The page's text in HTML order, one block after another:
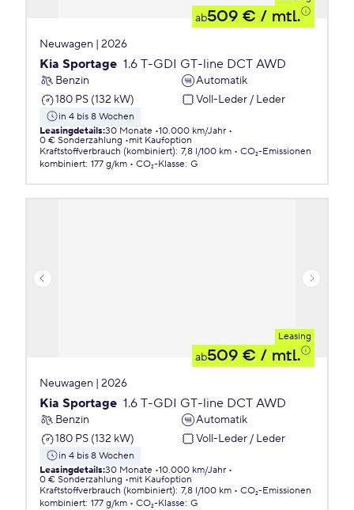
ab509 € / mtl.
Neuwagen | 2026
Kia Sportage 1.6 T-GDI GT-line DCT AWD
Benzin
Automatik
180 PS (132 kW)
Voll-Leder / Leder
in 4 bis 8 Wochen
Leasingdetails:30 Monate 10.000 km/Jahr
0 € Sonderzahlung
mit Kaufoption
Kraftstoffverbrauch (kombiniert): 7,8 l/100 km
CO₂-Emissionen
kombiniert: 177 g/km CO₂-Klasse: G
Leasing
ab509 € / mtl.
Neuwagen | 2026
Kia Sportage 1.6 T-GDI GT-line DCT AWD
Benzin
Automatik
180 PS (132 kW)
Voll-Leder / Leder
in 4 bis 8 Wochen
Leasingdetails:30 Monate 10.000 km/Jahr
0 € Sonderzahlung
mit Kaufoption
Kraftstoffverbrauch (kombiniert): 7,8 l/100 km
CO₂-Emissionen
kombiniert: 177 g/km CO₂-Klasse: G